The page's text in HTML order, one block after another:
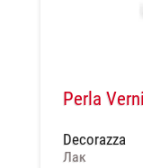
Perla
Decorazza
Лак